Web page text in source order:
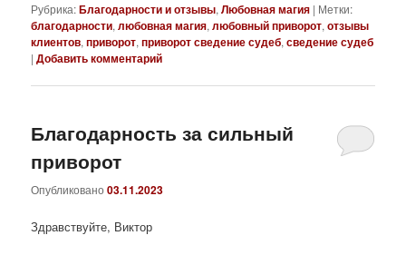
Рубрика:Благодарности и отзывы,Любовная магия | Метки:
благодарности,любовная магия,любовный приворот,отзывы
клиентов,приворот,приворот сведение судеб,сведение судеб
|Добавить комментарий
Благодарность за сильный
приворот
Опубликовано03.11.2023
Здравствуйте, Виктор